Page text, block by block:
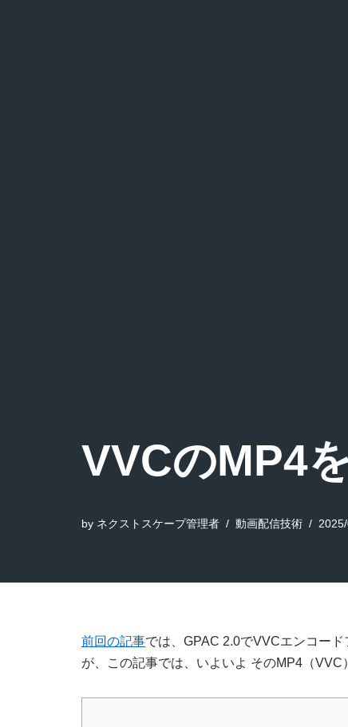
VVCのMP4
by ネクストスケープ管理者 動画配信技術
前回の記事では、GPAC 2.0でVVCエンコー
が、この記事では、いよいよ そのMP4（VVC